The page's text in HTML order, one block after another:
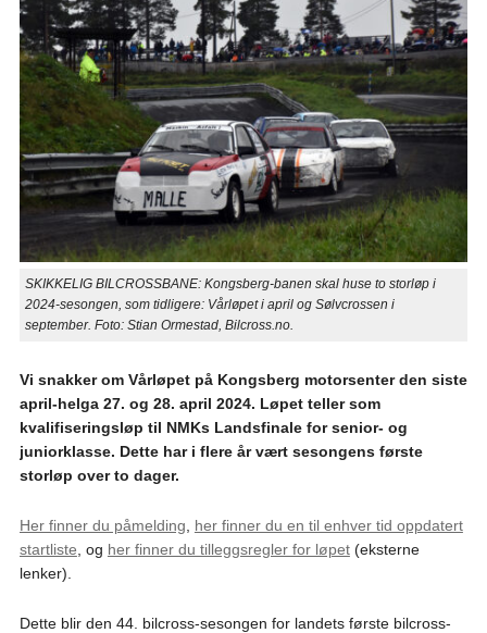
SKIKKELIG BILCROSSBANE: Kongsberg-banen skal huse to storløp i
2024-sesongen, som tidligere: Vårløpet i april og Sølvcrossen i
september. Foto: Stian Ormestad, Bilcross.no.
Vi snakker om Vårløpet på Kongsberg motorsenter den siste
april-helga 27. og 28. april 2024. Løpet teller som
kvalifiseringsløp til NMKs Landsfinale for senior- og
juniorklasse. Dette har i flere år vært sesongens første
storløp over to dager.
Her finner du påmelding
her finner du en til enhver tid oppdatert
startliste , og her finner du tilleggsregler for løpet(eksterne
lenker).
Dette blir den 44. bilcross-sesongen for landets første bilcross-